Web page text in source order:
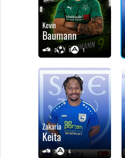
Kevin
Baumann
3 1 1
Zakaria
Keita
7 4